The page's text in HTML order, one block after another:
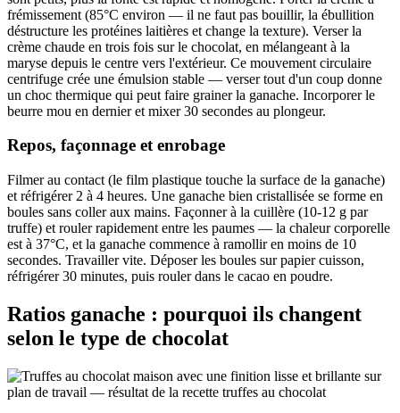
frémissement (85°C environ — il ne faut pas bouillir, la ébullition
déstructure les protéines laitières et change la texture). Verser la
crème chaude en trois fois sur le chocolat, en mélangeant à la
maryse depuis le centre vers l'extérieur. Ce mouvement circulaire
centrifuge crée une émulsion stable — verser tout d'un coup donne
un choc thermique qui peut faire grainer la ganache. Incorporer le
beurre mou en dernier et mixer 30 secondes au plongeur.
Repos, façonnage et enrobage
Filmer au contact (le film plastique touche la surface de la ganache)
et réfrigérer 2 à 4 heures. Une ganache bien cristallisée se forme en
boules sans coller aux mains. Façonner à la cuillère (10-12 g par
truffe) et rouler rapidement entre les paumes — la chaleur corporelle
est à 37°C, et la ganache commence à ramollir en moins de 10
secondes. Travailler vite. Déposer les boules sur papier cuisson,
réfrigérer 30 minutes, puis rouler dans le cacao en poudre.
Ratios ganache : pourquoi ils changent
selon le type de chocolat